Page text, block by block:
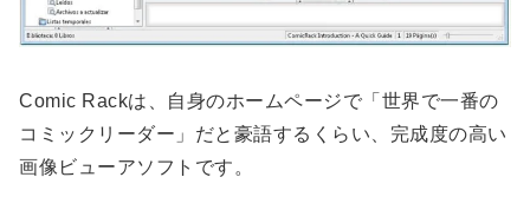
Comic Rackは、自身のホームページで「世界で一番の
コミックリーダー」だと豪語するくらい、完成度の高い
画像ビューアソフトです。